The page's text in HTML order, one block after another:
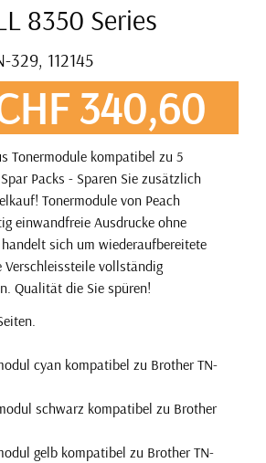
8350 Series
329, 112145
340,60
Tonermodule kompatibel zu 5
Packs - Sparen Sie zusätzlich
Tonermodule von Peach
einwandfreie Ausdrucke ohne
sich um wiederaufbereitete
Verschleissteile vollständig
Qualität die Sie spüren!
cyan kompatibel zu Brother TN-
schwarz kompatibel zu Brother
gelb kompatibel zu Brother TN-